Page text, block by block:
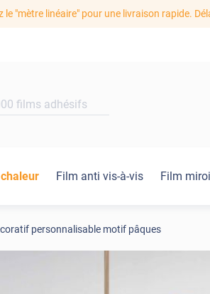
le "mètre linéaire" pour une livraison rapide.
Film anti vis-à-vis Film
personnalisable motif pâques